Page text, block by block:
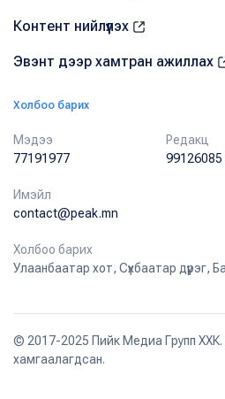
Контент нийлүүлэх
Эвэнт дээр хамтран ажиллах
Холбоо барих
Мэдээ
77191977
Редакц
99126085
Имэйл
contact@peak.mn
Холбоо барих
Улаанбаатар хот, Сүхбаатар дүүрэг,
© 2017-2025 Пийк Медиа Групп ХХК.
хамгаалагдсан.